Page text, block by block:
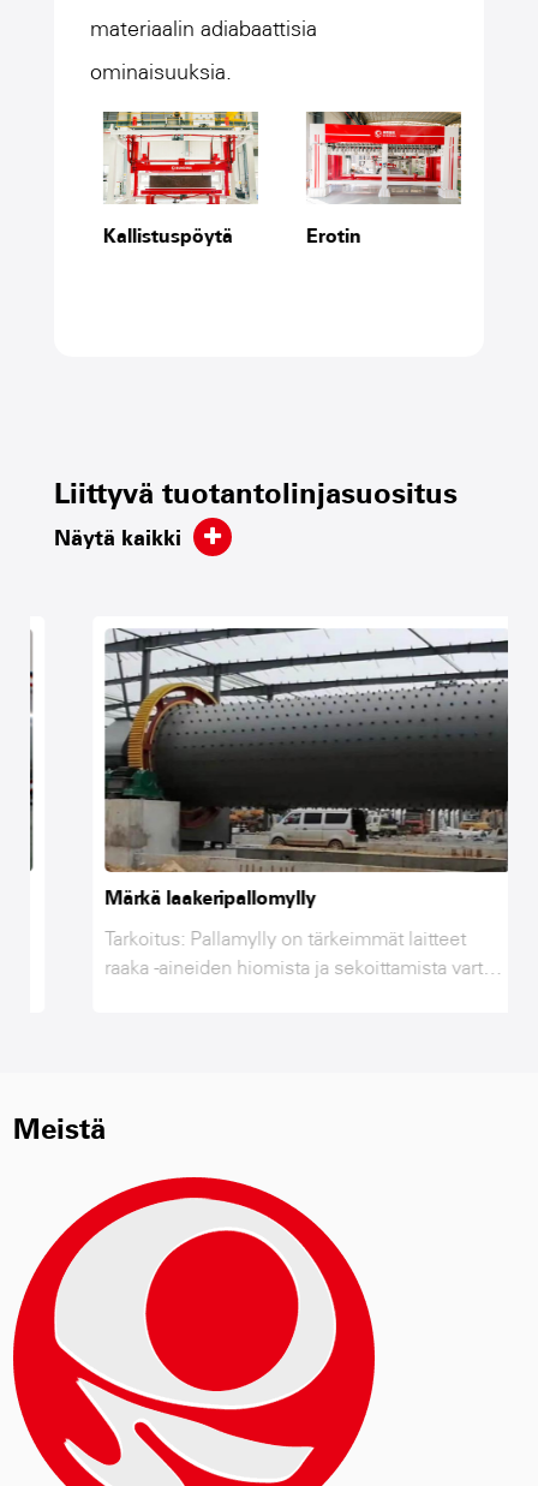
materiaalin adiabaattisia
ominaisuuksia.
Kallistuspöytä Erotin
Liittyvä tuotantolinjasuositus
Näytä kaikki
Märkä laakeripallomylly
Tarkoitus: Pallamylly on tärkeimmät laitteet
raaka -aineiden hiomista ja sekoittamista varten
tuotteiden raaka -aineiden raaka -aineiden
avainlaitteet raaka -aineiden jauhamiseksi.
Meistä